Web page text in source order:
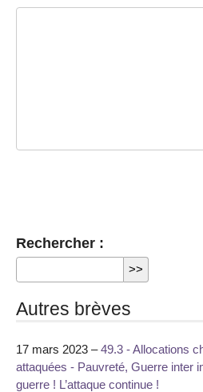
Rechercher :
Autres brèves
17 mars 2023 –49.3 - Allocations
attaquées - Pauvreté, Guerre inter
guerre ! L’attaque continue !